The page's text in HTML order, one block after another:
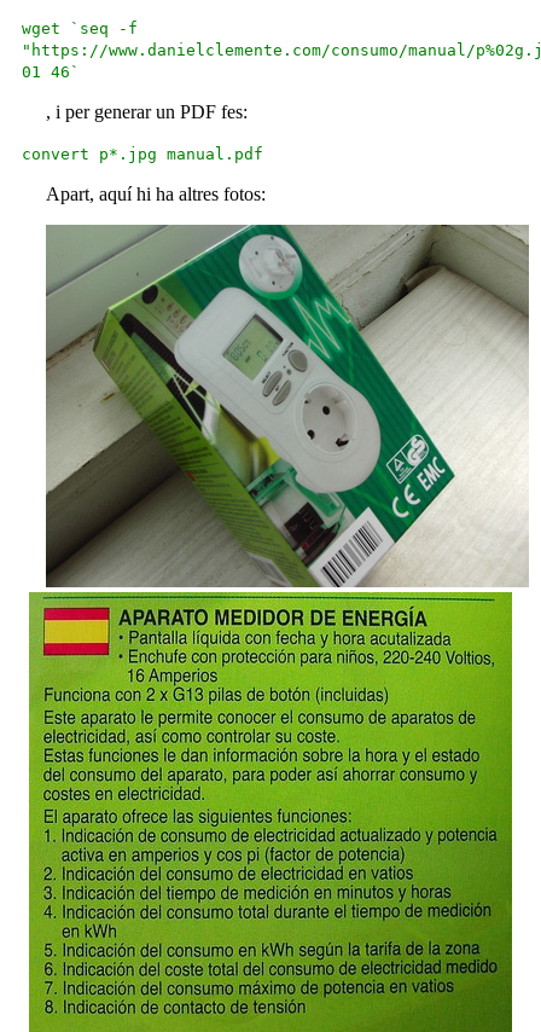
wget `seq -f
"https://www.danielclemente.com/consumo/manual/
01 46`
, i per generar un PDF fes:
convert p*.jpg manual.pdf
Apart, aquí hi ha altres fotos: